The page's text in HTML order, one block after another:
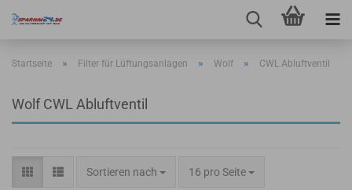
Startseite » Filter für Lüftungsanlagen » Wolf » CWL Abluftventil
Wolf CWL Abluftventil
Sortieren nach
Sortieren nach 16 pro Seite
pro Seite